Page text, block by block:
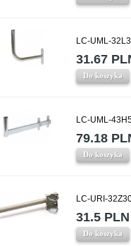
LC-UML-
31.67
Do koszyka
LC-UML-
79.18
Do koszyka
LC-URI-
31.5 PLN
Do koszyka